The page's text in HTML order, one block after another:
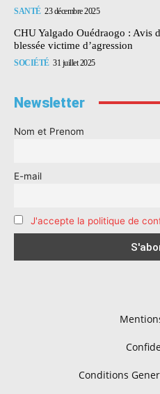
SANTÉ 23 décembre 2025
CHU Yalgado Ouédraogo : Avis
blessée victime d’agression
SOCIÉTÉ 31 juillet 2025
Newsletter
Nom et Prenom
E-mail
J'accepte la politique de
Conditions